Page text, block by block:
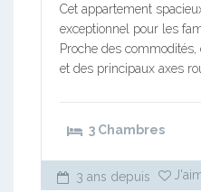
Cet appartement
exceptionnel pour les
Proche des
et des principaux axes
3 Chambres
3 ans depuis